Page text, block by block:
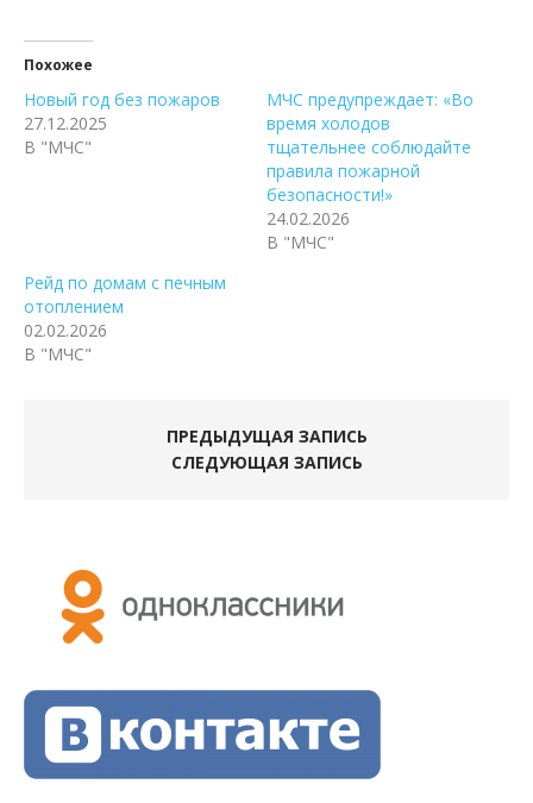
Похожее
Новый год без пожаров
27.12.2025
В "МЧС"
МЧС предупреждает: «Во
время холодов
тщательнее соблюдайте
правила пожарной
безопасности!»
24.02.2026
В "МЧС"
Рейд по домам с печным
отоплением
02.02.2026
В "МЧС"
ПРЕДЫДУЩАЯ ЗАПИСЬ
СЛЕДУЮЩАЯ ЗАПИСЬ